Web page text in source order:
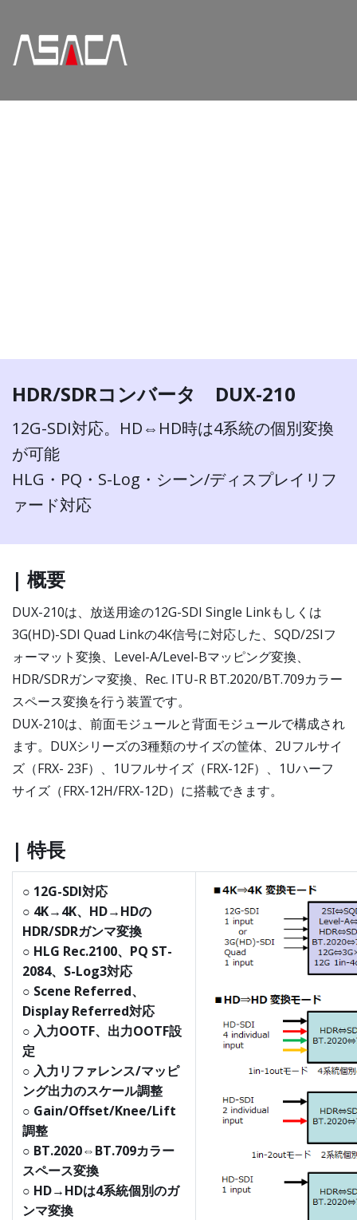
HDR/SDRコンバータ DUX-210
12G-SDI対応。HD⇔HD時は4系統の個別変換
が可能
HLG・PQ・S-Log・シーン/ディスプレイリフ
ァード対応
| 概要
DUX-210は、放送用途の12G-SDI Single Linkもしくは
3G(HD)-SDI Quad Linkの4K信号に対応した、SQD/2SIフ
ォーマット変換、Level-A/Level-Bマッピング変換、
HDR/SDRガンマ変換、Rec. ITU-R BT.2020/BT.709カラー
スペース変換を行う装置です。
DUX-210は、前面モジュールと背面モジュールで構成され
ます。DUXシリーズの3種類のサイズの筐体、2Uフルサイ
ズ（FRX- 23F）、1Uフルサイズ（FRX-12F）、1Uハーフ
サイズ（FRX-12H/FRX-12D）に搭載できます。
| 特長
○ 12G-SDI対応
○ 4K→4K、HD→HDの
HDR/SDRガンマ変換
○ HLG Rec.2100、PQ ST-
2084、S-Log3対応
○ Scene Referred、
Display Referred対応
○ 入力OOTF、出力OOTF設
定
○ 入力リファレンス/マッピ
ング出力のスケール調整
○ Gain/Offset/Knee/Lift
調整
○ BT.2020⇔BT.709カラー
スペース変換
○ HD→HDは4系統個別のガ
ンマ変換